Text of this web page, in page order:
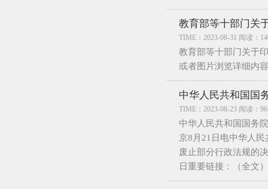
教育部等十部门关
TIME：2023-08-31 阅读：
教育部等十部门关于
或者图片浏览详细内
中华人民共和国国
TIME：2023-08-23 阅读：96
中华人民共和国国务
京8月21日电中华人
废止部分行政法规的
日重要链接：（全文